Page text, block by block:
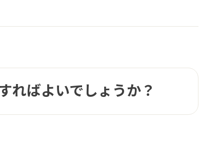
ればよいでしょうか？